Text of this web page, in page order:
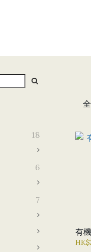
18
6
7
有